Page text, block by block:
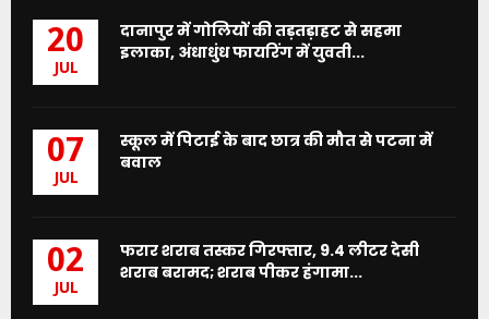
20
JUL
दानापुर में गोलियों की तड़तड़ाहट से सहमा
इलाका, अंधाधुंध फायरिंग में युवती...
07
JUL
स्कूल में पिटाई के बाद छात्र की मौत से पटना में
बवाल
02
JUL
फरार शराब तस्कर गिरफ्तार, 9.4 लीटर देसी
शराब बरामद; शराब पीकर हंगामा...